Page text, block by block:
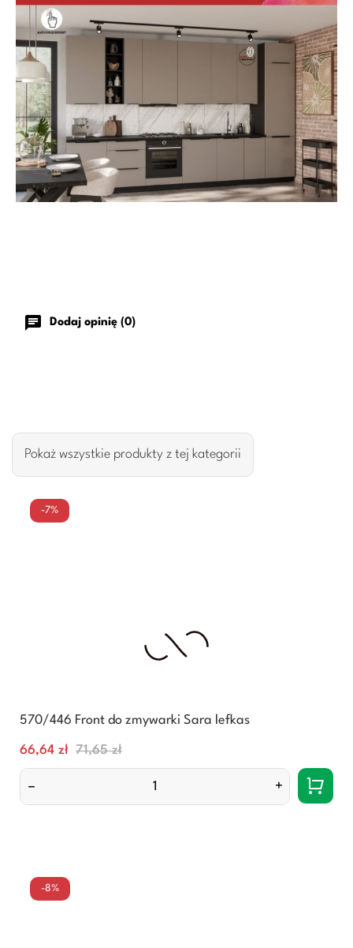
chat Dodaj opinię (0)
Pokaż wszystkie produkty z tej kategorii
-7%
570/446 Front do zmywarki Sara lefkas
Cena
66,64 zł Normalna
cena
71,65 zł
– +
-8%